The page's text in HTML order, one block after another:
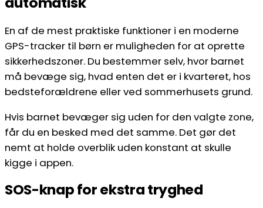
En af de mest praktiske funktioner i en moderne
GPS-tracker til børn er muligheden for at oprette
sikkerhedszoner. Du bestemmer selv, hvor barnet
må bevæge sig, hvad enten det er i kvarteret, hos
bedsteforældrene eller ved sommerhusets grund.
Hvis barnet bevæger sig uden for den valgte zone,
får du en besked med det samme. Det gør det
nemt at holde overblik uden konstant at skulle
kigge i appen.
SOS-knap for ekstra tryghed